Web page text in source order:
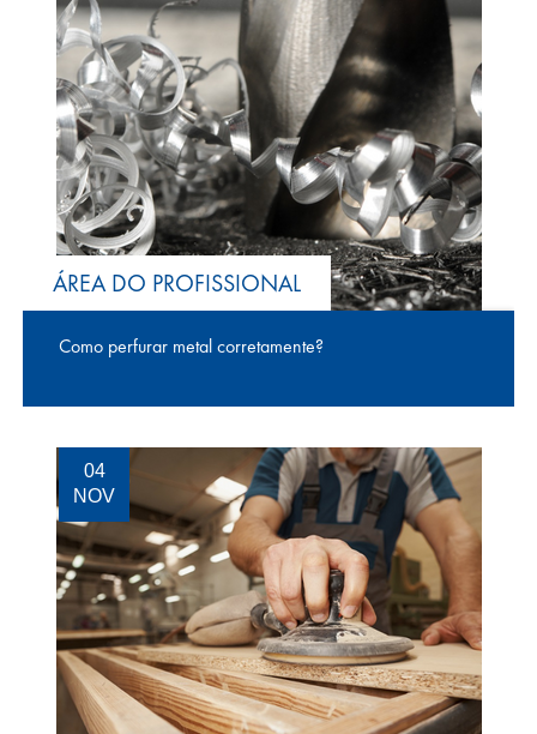
ÁREA DO PROFISSIONAL
Como perfurar metal corretamente?
04
NOV